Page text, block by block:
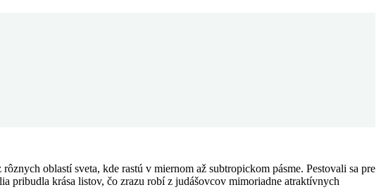
oblastí sveta, kde rastú v miernom až subtropickom pásme. Pestovali sa pre
pribudla krása listov, čo zrazu robí z judášovcov mimoriadne atraktívnych